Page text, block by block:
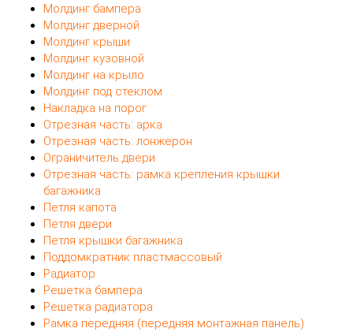
Молдинг бампера
Молдинг дверной
Молдинг крыши
Молдинг кузовной
Молдинг на крыло
Молдинг под стеклом
Накладка на порог
Отрезная часть: арка
Отрезная часть: лонжерон
Ограничитель двери
Отрезная часть: рамка крепления крышки
багажника
Петля капота
Петля двери
Петля крышки багажника
Поддомкратник пластмассовый
Радиатор
Решетка бампера
Решетка радиатора
Рамка передняя (передняя монтажная панель)